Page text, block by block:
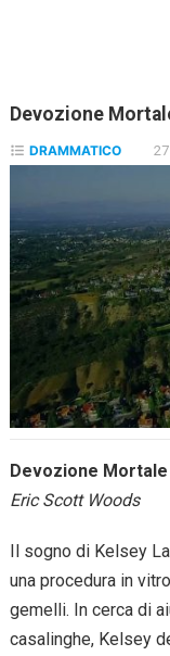
Devozione
DRAMMATICO
Devozione Mortale
Eric Scott Woods
Il sogno di Kelsey
una procedura in
gemelli. In cerca di
casalinghe, Kelsey